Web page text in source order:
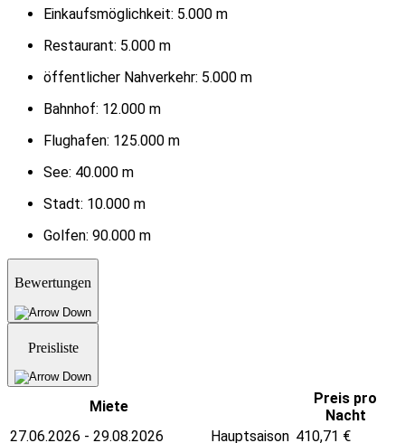
Einkaufsmöglichkeit: 5.000 m
Restaurant: 5.000 m
öffentlicher Nahverkehr: 5.000 m
Bahnhof: 12.000 m
Flughafen: 125.000 m
See: 40.000 m
Stadt: 10.000 m
Golfen: 90.000 m
Bewertungen
Preisliste
Miete
Preis pro
Nacht
27.06.2026 - 29.08.2026
Hauptsaison 410,71 €